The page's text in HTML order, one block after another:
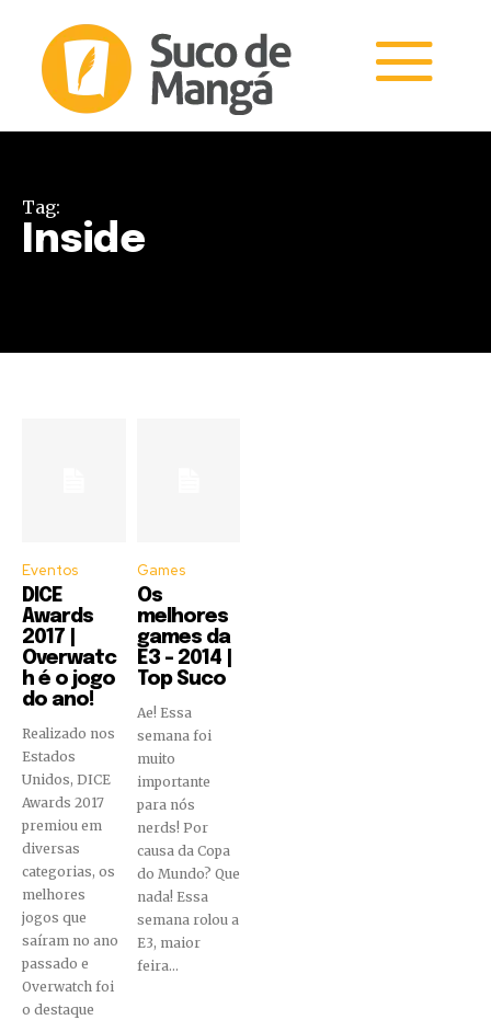
Tag:
Inside
Eventos
DICE
Awards
2017 |
Overwatc
h é o jogo
do ano!
Realizado nos
Estados
Unidos, DICE
Awards 2017
premiou em
diversas
categorias, os
melhores
jogos que
saíram no ano
passado e
Overwatch foi
o destaque
Games
Os
melhores
games da
E3 – 2014 |
Top Suco
Ae! Essa
semana foi
muito
importante
para nós
nerds! Por
causa da Copa
do Mundo? Que
nada! Essa
semana rolou a
E3, maior
feira...